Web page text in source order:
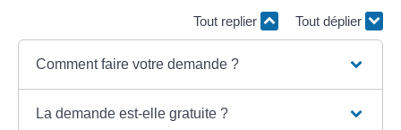
Tout replier Tout déplier
Comment faire votre demande ?
La demande est-elle gratuite ?